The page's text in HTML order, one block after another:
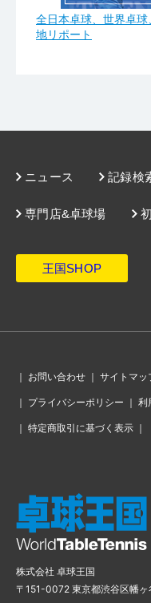
全日本卓球、世界卓
地リポート
ニュース 記録検
専門店&卓球場
王国SHOP
｜ お問い合わせ ｜ サイトマッ
｜ プライバシーポリシー ｜ 利
｜ 特定商取引に基づく表示 ｜
株式会社 卓球王国
〒151-0072 東京都渋谷区幡